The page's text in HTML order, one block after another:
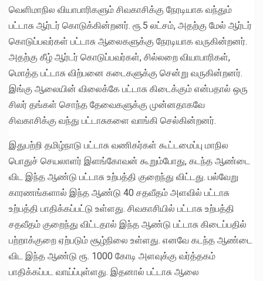
வெளிமாநில வியாபாரிகளும் சிவகாசிக்கு நேரடியாக வந்தும்
பட்டாசு ஆர்டர் கொடுக்கின்றனர். ரூ.5 லட்சம், அதற்கு மேல் ஆர்டர்
கொடுப்பவர்கள் பட்டாசு ஆலைகளுக்கு நேரடியாக வருகின்றனர்.
அதற்கு கீழ் ஆர்டர் கொடுப்பவர்கள், சில்லறை வியாபாரிகள்,
மொத்த பட்டாசு விற்பனை கடைகளுக்கு சென்று வருகின்றனர்.
இங்கு ஆலையின் விலைக்கே பட்டாசு கிடைக்கும் என்பதால் ஒரு
சிலர் தங்கள் சொந்த தேவைகளுக்கு முன்னதாகவே
சிவகாசிக்கு வந்து பட்டாசுகளை வாங்கி செல்கின்றனர்.
இதுபற்றி தமிழ்நாடு பட்டாசு வணிகர்கள் கூட்டமைப்பு மாநில
பொதுச் செயலாளர் இளங்கோவன் கூறும்போது, கடந்த ஆண்டை
விட இந்த ஆண்டு பட்டாசு உற்பத்தி குறைந்து விட்டது. பல்வேறு
காரணங்களால் இந்த ஆண்டு 40 சதவீதம் அளவில் பட்டாசு
உற்பத்தி பாதிக்கப்பட்டு உள்ளது. சிவகாசியில் பட்டாசு உற்பத்தி
சதவீதம் குறைந்து விட்டதால் இந்த ஆண்டு பட்டாசு கிடைப்பதில்
பற்றாக்குறை ஏற்படும் சூழ்நிலை உள்ளது. எனவே கடந்த ஆண்டை
விட இந்த ஆண்டு ரூ. 1000 கோடி அளவுக்கு வர்த்தகம்
பாதிக்கப்பட வாய்ப்புள்ளது. இதனால் பட்டாசு ஆலை